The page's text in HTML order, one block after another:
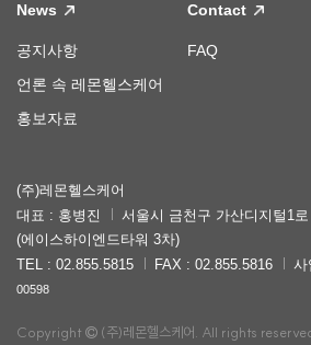
News
공지사항
언론 속 레몬헬스케어
홍보자료
Contact
FAQ
(주)레몬헬스케어
대표 : 홍병진
서울시 금천구 가산디지털1
(에이스하이엔드타워 3차)
TEL : 02.855.5815
FAX : 02.855.5816 사
00598
Copyright (주)레몬헬스케어. All rights